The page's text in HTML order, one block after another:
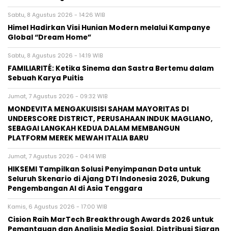
Sabtu, 8 Agustus 2026 - 14:26 WIB
Himel Hadirkan Visi Hunian Modern melalui Kampanye
Global “Dream Home”
Sabtu, 8 Agustus 2026 - 14:19 WIB
FAMILIARITÉ: Ketika Sinema dan Sastra Bertemu dalam
Sebuah Karya Puitis
Jumat, 7 Agustus 2026 - 09:32 WIB
MONDEVITA MENGAKUISISI SAHAM MAYORITAS DI
UNDERSCORE DISTRICT, PERUSAHAAN INDUK MAGLIANO,
SEBAGAI LANGKAH KEDUA DALAM MEMBANGUN
PLATFORM MEREK MEWAH ITALIA BARU
Jumat, 7 Agustus 2026 - 04:14 WIB
HIKSEMI Tampilkan Solusi Penyimpanan Data untuk
Seluruh Skenario di Ajang DTI Indonesia 2026, Dukung
Pengembangan AI di Asia Tenggara
Kamis, 6 Agustus 2026 - 17:00 WIB
Cision Raih MarTech Breakthrough Awards 2026 untuk
Pemantauan dan Analisis Media Sosial, Distribusi Siaran